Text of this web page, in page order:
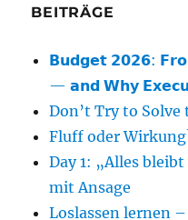
BEITRÄGE
𝗕𝘂𝗱𝗴𝗲𝘁 𝟮𝟬𝟮𝟲:
— 𝗮𝗻𝗱 𝗪𝗵𝘆
Don’t Try to Solve
Fluff oder
Day 1: „Alles
mit Ansage
Loslassen lernen